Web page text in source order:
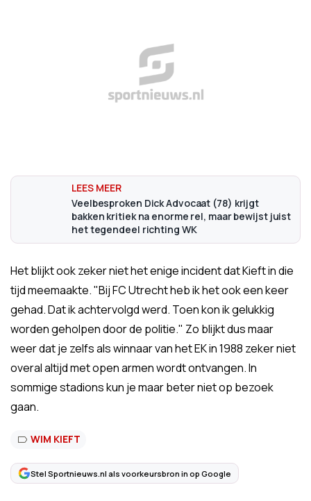
Veelbesproken Dick Advocaat (78) krijgt
bakken kritiek na enorme rel, maar bewijst juist
het tegendeel richting WK
Het blijkt ook zeker niet het enige incident dat Kieft in die
tijd meemaakte. "Bij FC Utrecht heb ik het ook een keer
gehad. Dat ik achtervolgd werd. Toen kon ik gelukkig
worden geholpen door de politie." Zo blijkt dus maar
weer dat je zelfs als winnaar van het EK in 1988 zeker niet
overal altijd met open armen wordt ontvangen. In
sommige stadions kun je maar beter niet op bezoek
gaan.
WIM KIEFT
Stel Sportnieuws.nl als voorkeursbron in op Google